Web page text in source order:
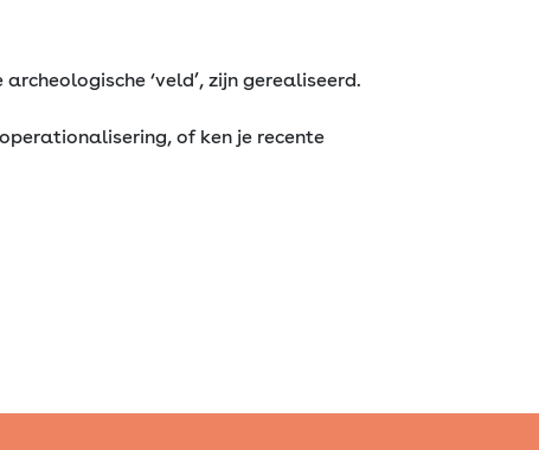
‘veld’, zijn gerealiseerd.
of ken je recente